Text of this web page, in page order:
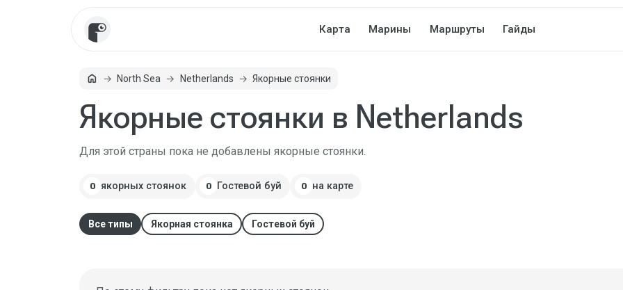
Карта Марины Маршруты Гайды
home ГлавнаяNorth Sea Netherlands Якорные стоянки
Якорные стоянки в Netherlands
Для этой страны пока не добавлены якорные стоянки.
0 якорных стоянок 0 Гостевой буй 0 на карте
Все типы Якорная стоянка Гостевой буй